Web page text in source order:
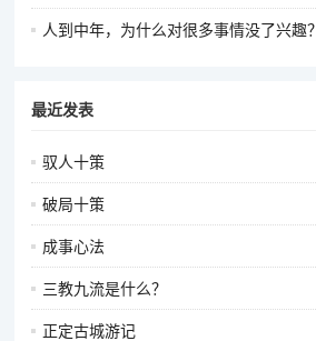
人到中年，为什么对很多事情没了兴趣？
最近发表
驭人十策
破局十策
成事心法
三教九流是什么？
正定古城游记